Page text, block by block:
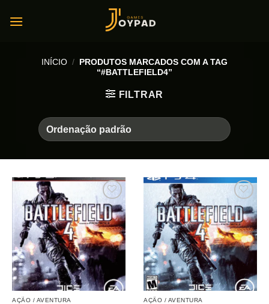
INÍCIO / PRODUTOS MARCADOS COM A TAG
“#BATTLEFIELD4”
FILTRAR
AÇÃO / AVENTURA AÇÃO / AVENTURA